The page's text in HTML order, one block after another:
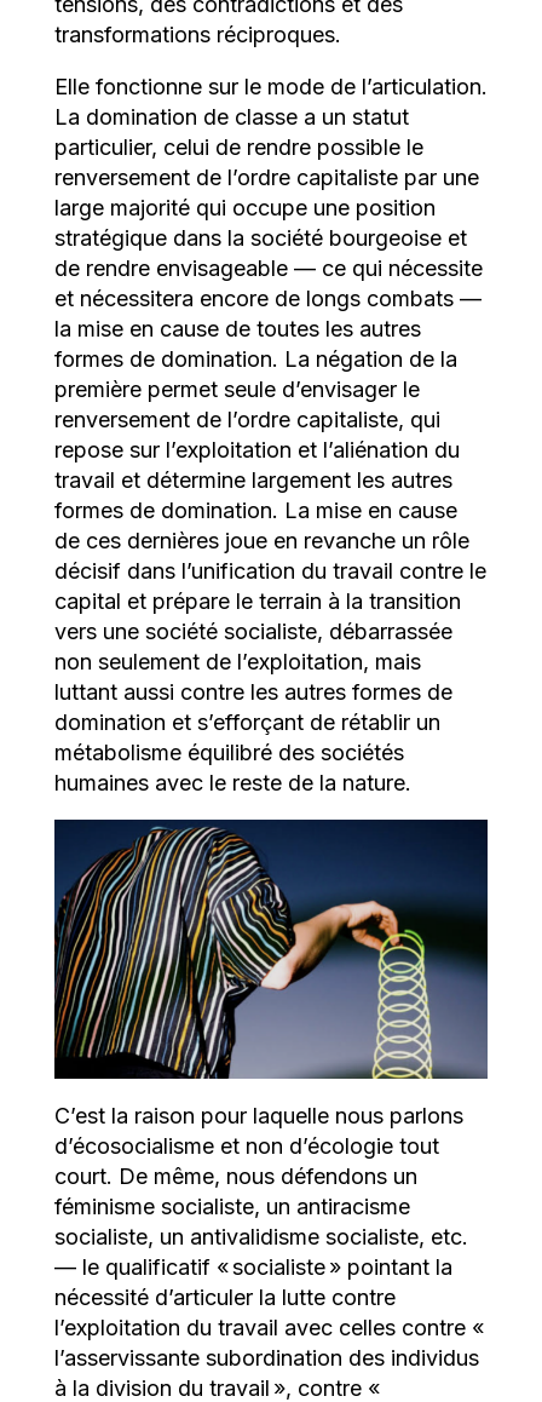
transformations réciproques.
Elle fonctionne sur le mode de l’articulation.
La domination de classe a un statut
particulier, celui de rendre possible le
renversement de l’ordre capitaliste par une
large majorité qui occupe une position
stratégique dans la société bourgeoise et
de rendre envisageable — ce qui nécessite
et nécessitera encore de longs combats —
la mise en cause de toutes les autres
formes de domination. La négation de la
première permet seule d’envisager le
renversement de l’ordre capitaliste, qui
repose sur l’exploitation et l’aliénation du
travail et détermine largement les autres
formes de domination. La mise en cause
de ces dernières joue en revanche un rôle
décisif dans l’unification du travail contre le
capital et prépare le terrain à la transition
vers une société socialiste, débarrassée
non seulement de l’exploitation, mais
luttant aussi contre les autres formes de
domination et s’efforçant de rétablir un
métabolisme équilibré des sociétés
humaines avec le reste de la nature.
C’est la raison pour laquelle nous parlons
d’écosocialisme et non d’écologie tout
court. De même, nous défendons un
féminisme socialiste, un antiracisme
socialiste, un antivalidisme socialiste, etc.
— le qualificatif « socialiste » pointant la
nécessité d’articuler la lutte contre
l’exploitation du travail avec celles contre «
l’asservissante subordination des individus
à la division du travail », contre «